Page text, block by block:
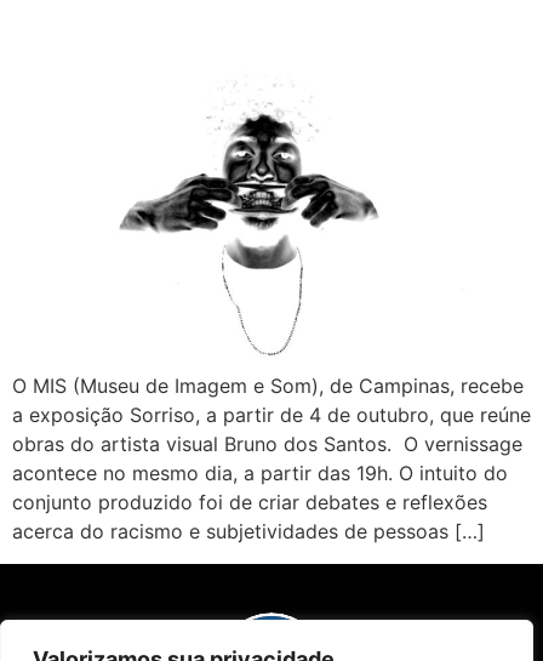
O MIS (Museu de Imagem e Som), de Campinas, recebe
a exposição Sorriso, a partir de 4 de outubro, que reúne
obras do artista visual Bruno dos Santos. O vernissage
acontece no mesmo dia, a partir das 19h. O intuito do
conjunto produzido foi de criar debates e reflexões
acerca do racismo e subjetividades de pessoas […]